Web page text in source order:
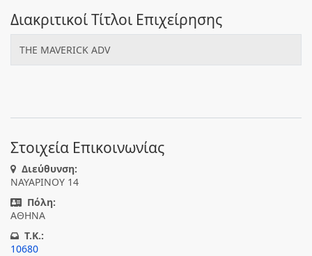
Διακριτικοί Τίτλοι Επιχείρησης
THE MAVERICK ADV
Στοιχεία Επικοινωνίας
Διεύθυνση:
ΝΑΥΑΡΙΝΟΥ 14
Πόλη:
ΑΘΗΝΑ
T.K.:
10680